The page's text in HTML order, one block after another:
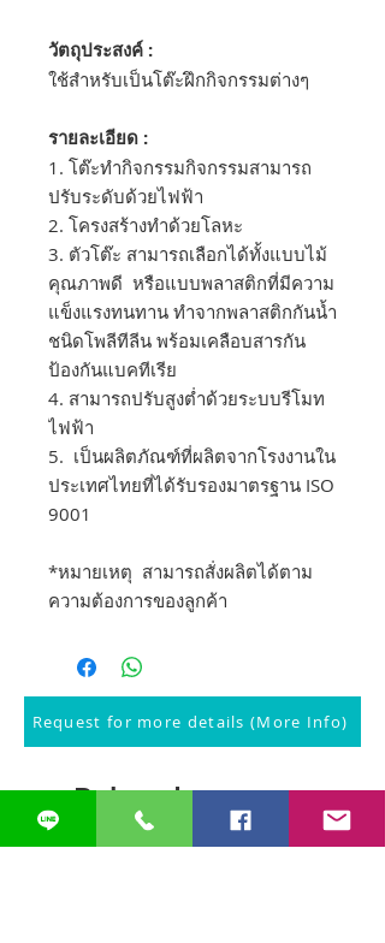
วัตถุประสงค์ :
ใช้สำหรับเป็นโต๊ะฝึกกิจกรรมต่างๆ
รายละเอียด :
1. โต๊ะทำกิจกรรมกิจกรรมสามารถ
ปรับระดับด้วยไฟฟ้า
2. โครงสร้างทำด้วยโลหะ
3. ตัวโต๊ะ สามารถเลือกได้ทั้งแบบไม้
คุณภาพดี หรือแบบพลาสติกที่มีความ
แข็งแรงทนทาน ทำจากพลาสติกกันน้ำ
ชนิดโพลีทีลีน พร้อมเคลือบสารกัน
ป้องกันแบคทีเรีย
4. สามารถปรับสูงต่ำด้วยระบบรีโมท
ไฟฟ้า
5. เป็นผลิตภัณฑ์ที่ผลิตจากโรงงานใน
ประเทศไทยที่ได้รับรองมาตรฐาน ISO
9001
*หมายเหตุ สามารถสั่งผลิตได้ตาม
ความต้องการของลูกค้า
Request for more details (More Info)
Related
Products